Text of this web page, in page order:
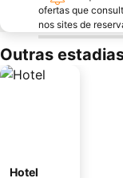
ofertas que
nos sites de
Outras
Hotel